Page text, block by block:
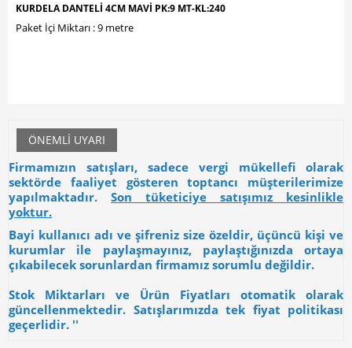
KURDELA DANTELİ 4CM MAVİ PK:9 MT-KL:240
Paket İçi Miktarı : 9 metre
ÖNEMLI UYARI
Firmamızın satışları, sadece vergi mükellefi olarak
sektörde faaliyet gösteren toptancı müşterilerimize
yapılmaktadır. Son tüketiciye satışımız kesinlikle
yoktur.
Bayi kullanıcı adı ve şifreniz size özeldir, üçüncü kişi ve
kurumlar ile paylaşmayınız, paylaştığınızda ortaya
çıkabilecek sorunlardan firmamız sorumlu değildir.
Stok Miktarları ve Ürün Fiyatları otomatik olarak
güncellenmektedir. Satışlarımızda tek fiyat politikası
geçerlidir. ''